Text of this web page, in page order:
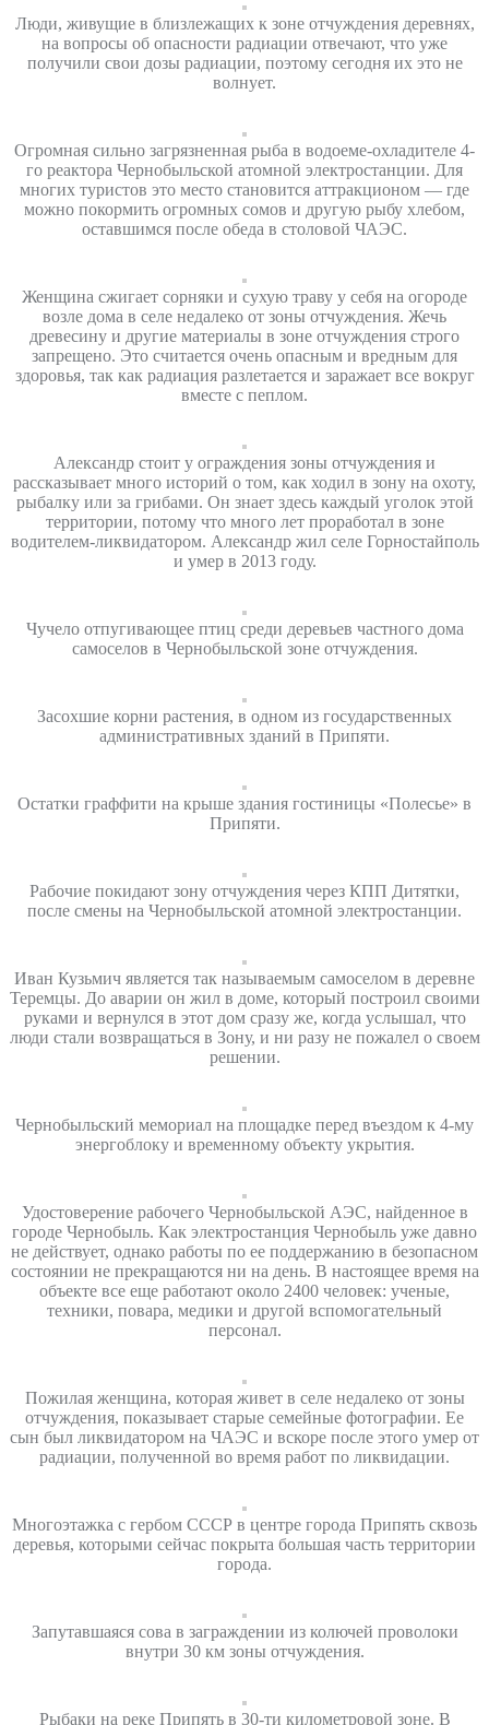
Люди, живущие в близлежащих к зоне отчуждения деревнях,
на вопросы об опасности радиации отвечают, что уже
получили свои дозы радиации, поэтому сегодня их это не
волнует.
Огромная сильно загрязненная рыба в водоеме-охладителе 4-
го реактора Чернобыльской атомной электростанции. Для
многих туристов это место становится аттракционом — где
можно покормить огромных сомов и другую рыбу хлебом,
оставшимся после обеда в столовой ЧАЭС.
Женщина сжигает сорняки и сухую траву у себя на огороде
возле дома в селе недалеко от зоны отчуждения. Жечь
древесину и другие материалы в зоне отчуждения строго
запрещено. Это считается очень опасным и вредным для
здоровья, так как радиация разлетается и заражает все вокруг
вместе с пеплом.
Александр стоит у ограждения зоны отчуждения и
рассказывает много историй о том, как ходил в зону на охоту,
рыбалку или за грибами. Он знает здесь каждый уголок этой
территории, потому что много лет проработал в зоне
водителем-ликвидатором. Александр жил селе Горностайполь
и умер в 2013 году.
Чучело отпугивающее птиц среди деревьев частного дома
самоселов в Чернобыльской зоне отчуждения.
Засохшие корни растения, в одном из государственных
административных зданий в Припяти.
Остатки граффити на крыше здания гостиницы «Полесье» в
Припяти.
Рабочие покидают зону отчуждения через КПП Дитятки,
после смены на Чернобыльской атомной электростанции.
Иван Кузьмич является так называемым самоселом в деревне
Теремцы. До аварии он жил в доме, который построил своими
руками и вернулся в этот дом сразу же, когда услышал, что
люди стали возвращаться в Зону, и ни разу не пожалел о своем
решении.
Чернобыльский мемориал на площадке перед въездом к 4-му
энергоблоку и временному объекту укрытия.
Удостоверение рабочего Чернобыльской АЭС, найденное в
городе Чернобыль. Как электростанция Чернобыль уже давно
не действует, однако работы по ее поддержанию в безопасном
состоянии не прекращаются ни на день. В настоящее время на
объекте все еще работают около 2400 человек: ученые,
техники, повара, медики и другой вспомогательный
персонал.
Пожилая женщина, которая живет в селе недалеко от зоны
отчуждения, показывает старые семейные фотографии. Ее
сын был ликвидатором на ЧАЭС и вскоре после этого умер от
радиации, полученной во время работ по ликвидации.
Многоэтажка с гербом СССР в центре города Припять сквозь
деревья, которыми сейчас покрыта большая часть территории
города.
Запутавшаяся сова в заграждении из колючей проволоки
внутри 30 км зоны отчуждения.
Рыбаки на реке Припять в 30-ти километровой зоне. В